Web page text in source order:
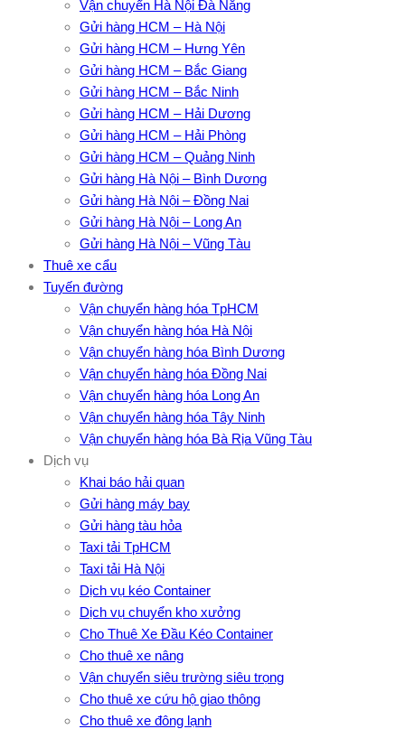
Vận chuyển Hà Nội Đà Nẵng
Gửi hàng HCM – Hà Nội
Gửi hàng HCM – Hưng Yên
Gửi hàng HCM – Bắc Giang
Gửi hàng HCM – Bắc Ninh
Gửi hàng HCM – Hải Dương
Gửi hàng HCM – Hải Phòng
Gửi hàng HCM – Quảng Ninh
Gửi hàng Hà Nội – Bình Dương
Gửi hàng Hà Nội – Đồng Nai
Gửi hàng Hà Nội – Long An
Gửi hàng Hà Nội – Vũng Tàu
Thuê xe cẩu
Tuyến đường
Vận chuyển hàng hóa TpHCM
Vận chuyển hàng hóa Hà Nội
Vận chuyển hàng hóa Bình Dương
Vận chuyển hàng hóa Đồng Nai
Vận chuyển hàng hóa Long An
Vận chuyển hàng hóa Tây Ninh
Vận chuyển hàng hóa Bà Rịa Vũng Tàu
Dịch vụ
Khai báo hải quan
Gửi hàng máy bay
Gửi hàng tàu hỏa
Taxi tải TpHCM
Taxi tải Hà Nội
Dịch vụ kéo Container
Dịch vụ chuyển kho xưởng
Cho Thuê Xe Đầu Kéo Container
Cho thuê xe nâng
Vận chuyển siêu trường siêu trọng
Cho thuê xe cứu hộ giao thông
Cho thuê xe đông lạnh